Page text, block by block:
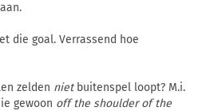
die goal. Verrassend hoe
zelden nietbuitenspel loopt? M.i.
gewoon off the shoulder of the